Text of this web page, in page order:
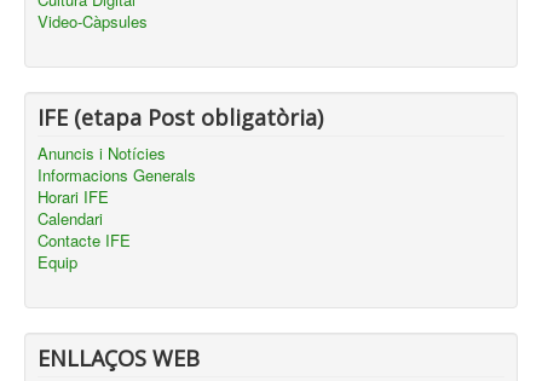
Video-Càpsules
IFE (etapa Post obligatòria)
Anuncis i Notícies
Informacions Generals
Horari IFE
Calendari
Contacte IFE
Equip
ENLLAÇOS WEB